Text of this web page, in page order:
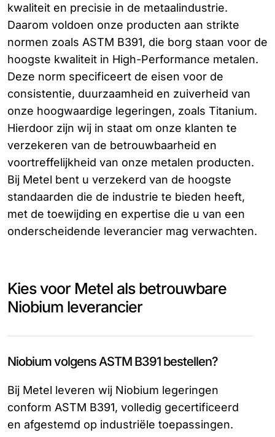
kwaliteit en precisie in de metaalindustrie.
Daarom voldoen onze producten aan strikte
normen zoals ASTM B391, die borg staan voor de
hoogste kwaliteit in High-Performance metalen.
Deze norm specificeert de eisen voor de
consistentie, duurzaamheid en zuiverheid van
onze hoogwaardige legeringen, zoals Titanium.
Hierdoor zijn wij in staat om onze klanten te
verzekeren van de betrouwbaarheid en
voortreffelijkheid van onze metalen producten.
Bij Metel bent u verzekerd van de hoogste
standaarden die de industrie te bieden heeft,
met de toewijding en expertise die u van een
onderscheidende leverancier mag verwachten.
Kies voor Metel als betrouwbare
Niobium leverancier
Niobium volgens ASTM B391 bestellen?
Bij Metel leveren wij Niobium legeringen
conform ASTM B391, volledig gecertificeerd
en afgestemd op industriële toepassingen.